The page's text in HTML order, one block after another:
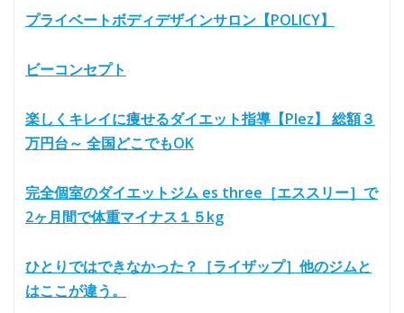
プライベートボディデザインサロン【POLICY】
ビーコンセプト
楽しくキレイに痩せるダイエット指導【Plez】 総額３
万円台～ 全国どこでもOK
完全個室のダイエットジム es three［エススリー］で
2ヶ月間で体重マイナス１５kg
ひとりではできなかった？［ライザップ］他のジムと
はここが違う。